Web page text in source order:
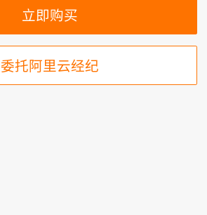
委托阿里云经纪